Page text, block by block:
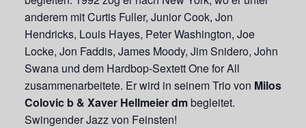
anderem mit Curtis Fuller, Junior Cook, Jon
Hendricks, Louis Hayes, Peter Washington, Joe
Locke, Jon Faddis, James Moody, Jim Snidero, John
Swana und dem Hardbop-Sextett One for All
zusammenarbeitete. Er wird in seinem Trio von Milos
Colovic b & Xaver Hellmeier dmbegleitet.
Swingender Jazz von Feinsten!